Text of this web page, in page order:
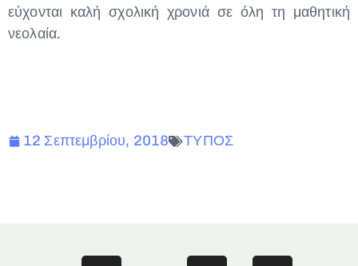
εύχονται καλή σχολική χρονιά σε όλη τη μαθητική
νεολαία.
12 Σεπτεμβρίου, 2018 ΤΥΠΟΣ